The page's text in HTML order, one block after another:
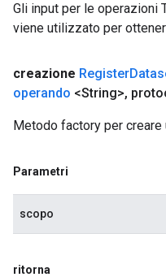
Gli input per le operazioni
viene utilizzato per
creazione Register
operando <String>,
Metodo factory per creare
Parametri
scopo
ritorna